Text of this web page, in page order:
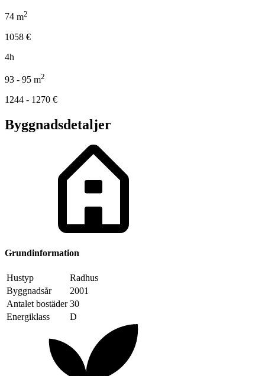
74 m2
1058 €
4h
93 - 95 m2
1244 - 1270 €
Byggnadsdetaljer
Grundinformation
Hustyp
Radhus
Byggnadsår
2001
Antalet bostäder 30
Energiklass
D